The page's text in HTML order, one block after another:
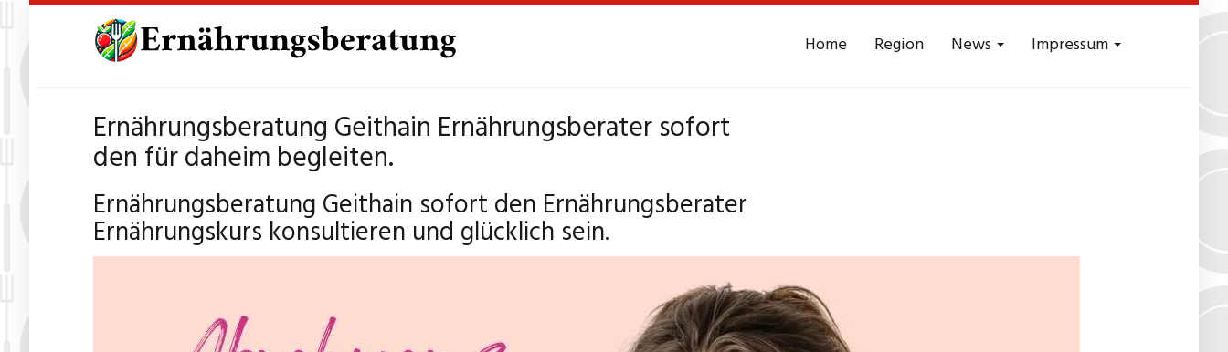
Home Region News Impressum
Ernährungsberatung Geithain Ernährungsberater sofort
den für daheim begleiten.
Ernährungsberatung Geithain sofort den Ernährungsberater
Ernährungskurs konsultieren und glücklich sein.